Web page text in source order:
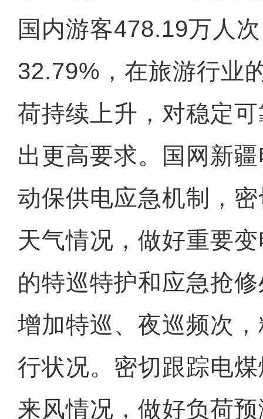
国内游客478.19万人
32.79%，在旅游行业
荷持续上升，对稳定
出更高要求。国网新
动保供电应急机制，
天气情况，做好重要
的特巡特护和应急抢
增加特巡、夜巡频次
行状况。密切跟踪电
来风情况，做好负荷